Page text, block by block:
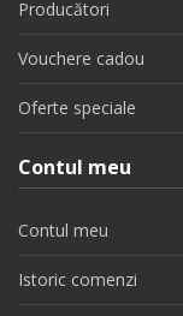
Producători
Vouchere cadou
Oferte speciale
Contul meu
Contul meu
Istoric comenzi